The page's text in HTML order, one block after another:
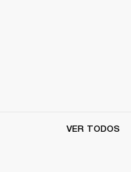
VER TODOS